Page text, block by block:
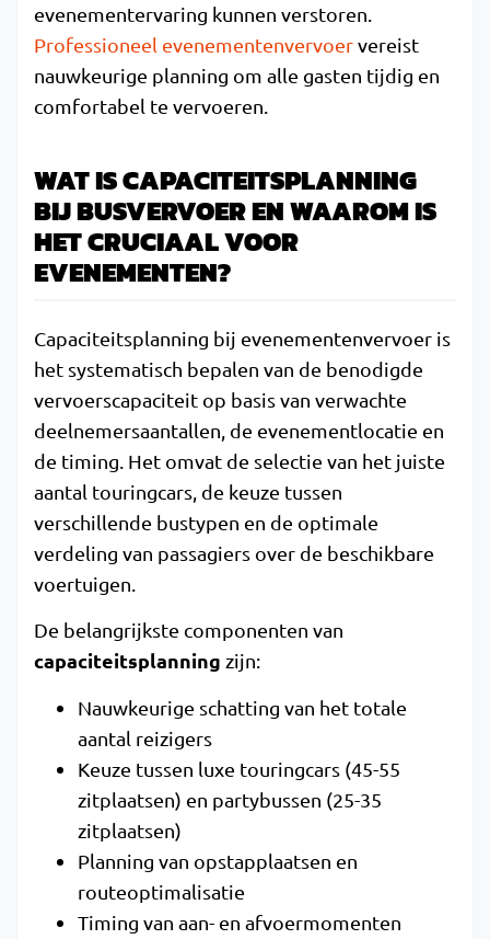
evenementervaring kunnen verstoren.
Professioneel evenementenvervoervereist
nauwkeurige planning om alle gasten tijdig en
comfortabel te vervoeren.
WAT IS CAPACITEITSPLANNING
BIJ BUSVERVOER EN WAAROM IS
HET CRUCIAAL VOOR
EVENEMENTEN?
Capaciteitsplanning bij evenementenvervoer is
het systematisch bepalen van de benodigde
vervoerscapaciteit op basis van verwachte
deelnemersaantallen, de evenementlocatie en
de timing. Het omvat de selectie van het juiste
aantal touringcars, de keuze tussen
verschillende bustypen en de optimale
verdeling van passagiers over de beschikbare
voertuigen.
De belangrijkste componenten van
capaciteitsplanning zijn:
Nauwkeurige schatting van het totale
aantal reizigers
Keuze tussen luxe touringcars (45-55
zitplaatsen) en partybussen (25-35
zitplaatsen)
Planning van opstapplaatsen en
routeoptimalisatie
Timing van aan- en afvoermomenten